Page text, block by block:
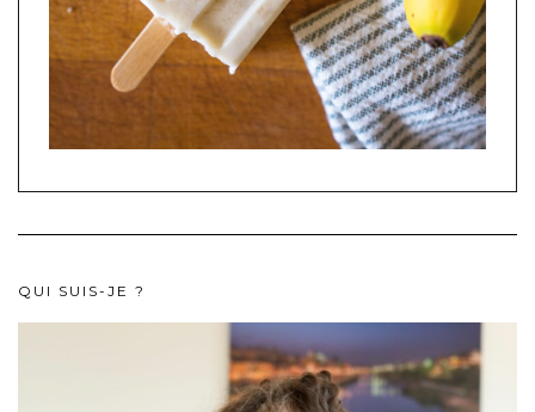
QUI SUIS-JE ?